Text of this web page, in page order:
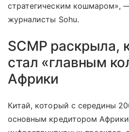
стратегическим кошмаром»,
журналисты Sohu.
SCMP раскрыла,
стал «главным
Африки
Китай, который с середины
основным кредитором